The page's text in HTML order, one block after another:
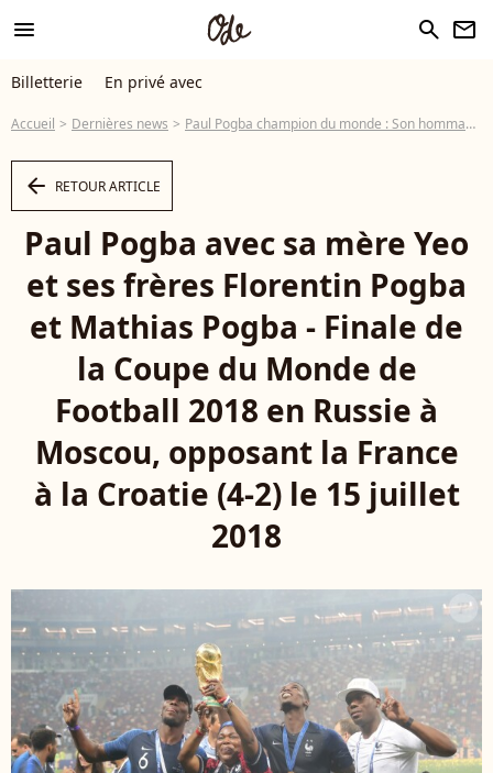
menu search newsletter
Billetterie En privé avec
Accueil Dernières news Paul Pogba champion du monde : Son hommage bouleversant à son père décédé
arrow_left RETOUR ARTICLE
Paul Pogba avec sa mère Yeo
et ses frères Florentin Pogba
et Mathias Pogba - Finale de
la Coupe du Monde de
Football 2018 en Russie à
Moscou, opposant la France
à la Croatie (4-2) le 15 juillet
2018